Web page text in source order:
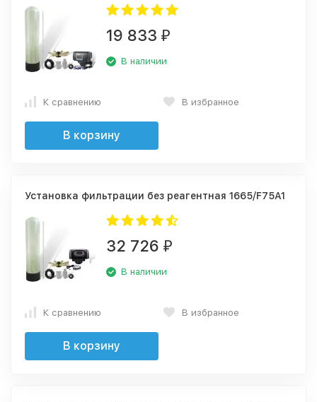
19 833 ₽
В наличии
К сравнению В избранное
В корзину
Установка фильтрации без реагентная 1665/F75A1
32 726 ₽
В наличии
К сравнению В избранное
В корзину